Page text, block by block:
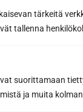
tärkeitä
tallenna
suorittamaan
ja muita
Få de